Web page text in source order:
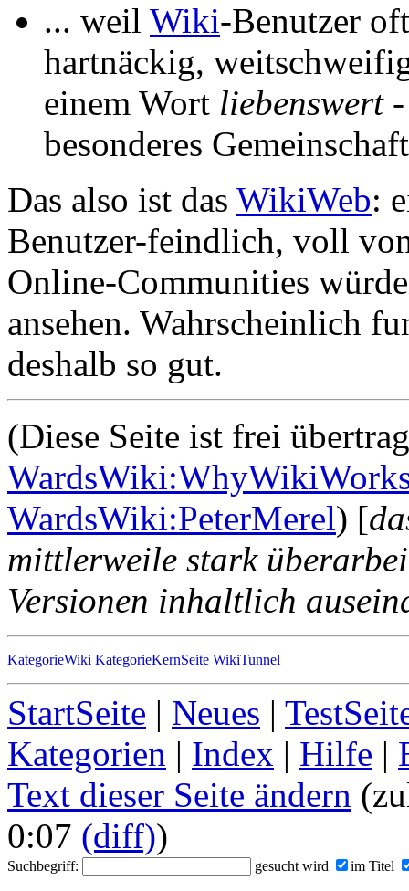
... weil Wiki-Benutzer
hartnäckig,
einem Wort liebenswert-
besonderes
Das also ist das WikiWeb:
Benutzer-feindlich, voll
Online-Communities
ansehen. Wahrscheinlich
deshalb so gut.
(Diese Seite ist frei
WardsWiki:PeterMerel) [
mittlerweile stark
Versionen inhaltlich
KategorieWiki KategorieKernSeite WikiTunnel
StartSeite | Neues |
Kategorien | Index | Hilfe |
Text dieser Seite ändern
0:07 (diff))
Suchbegriff: gesucht wird im Titel